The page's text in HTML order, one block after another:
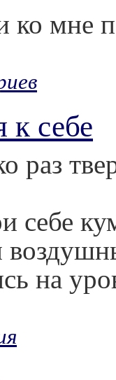
ко мне
к себе
раз
себе
на